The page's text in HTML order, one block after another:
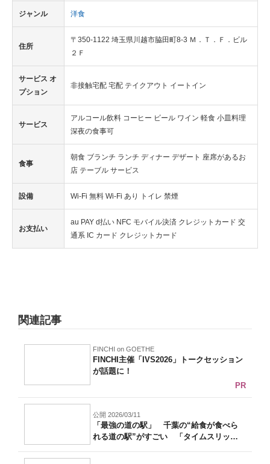
ジャンル 洋食
住所
〒350-1122 埼玉県川越市脇田町8-3 Ｍ．Ｔ．Ｆ．ビル
２Ｆ
サービス オ
プション
非接触宅配 宅配 テイクアウト イートイン
サービス
アルコール飲料 コーヒー ビール ワイン 軽食 小皿料理
深夜の食事可
食事
朝食 ブランチ ランチ ディナー デザート 座席があるお
店 テーブル サービス
設備 Wi-Fi 無料 Wi-Fi あり トイレ 禁煙
お支払い
au PAY d払い NFC モバイル決済 クレジットカード 交
通系 IC カード クレジットカード
関連記事
FINCHI on GOETHE
FINCHI主催「IVS2026」トークセッション
が話題に！
PR
公開 2026/03/11
「最強の道の駅」 千葉の“給食が食べら
れる道の駅”がすごい 「タイムスリップ